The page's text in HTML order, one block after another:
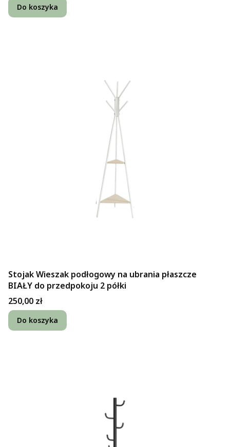
Do koszyka
Stojak Wieszak podłogowy na ubrania płaszcze
BIAŁY do przedpokoju 2 półki
Cena
250,00 zł
Do koszyka